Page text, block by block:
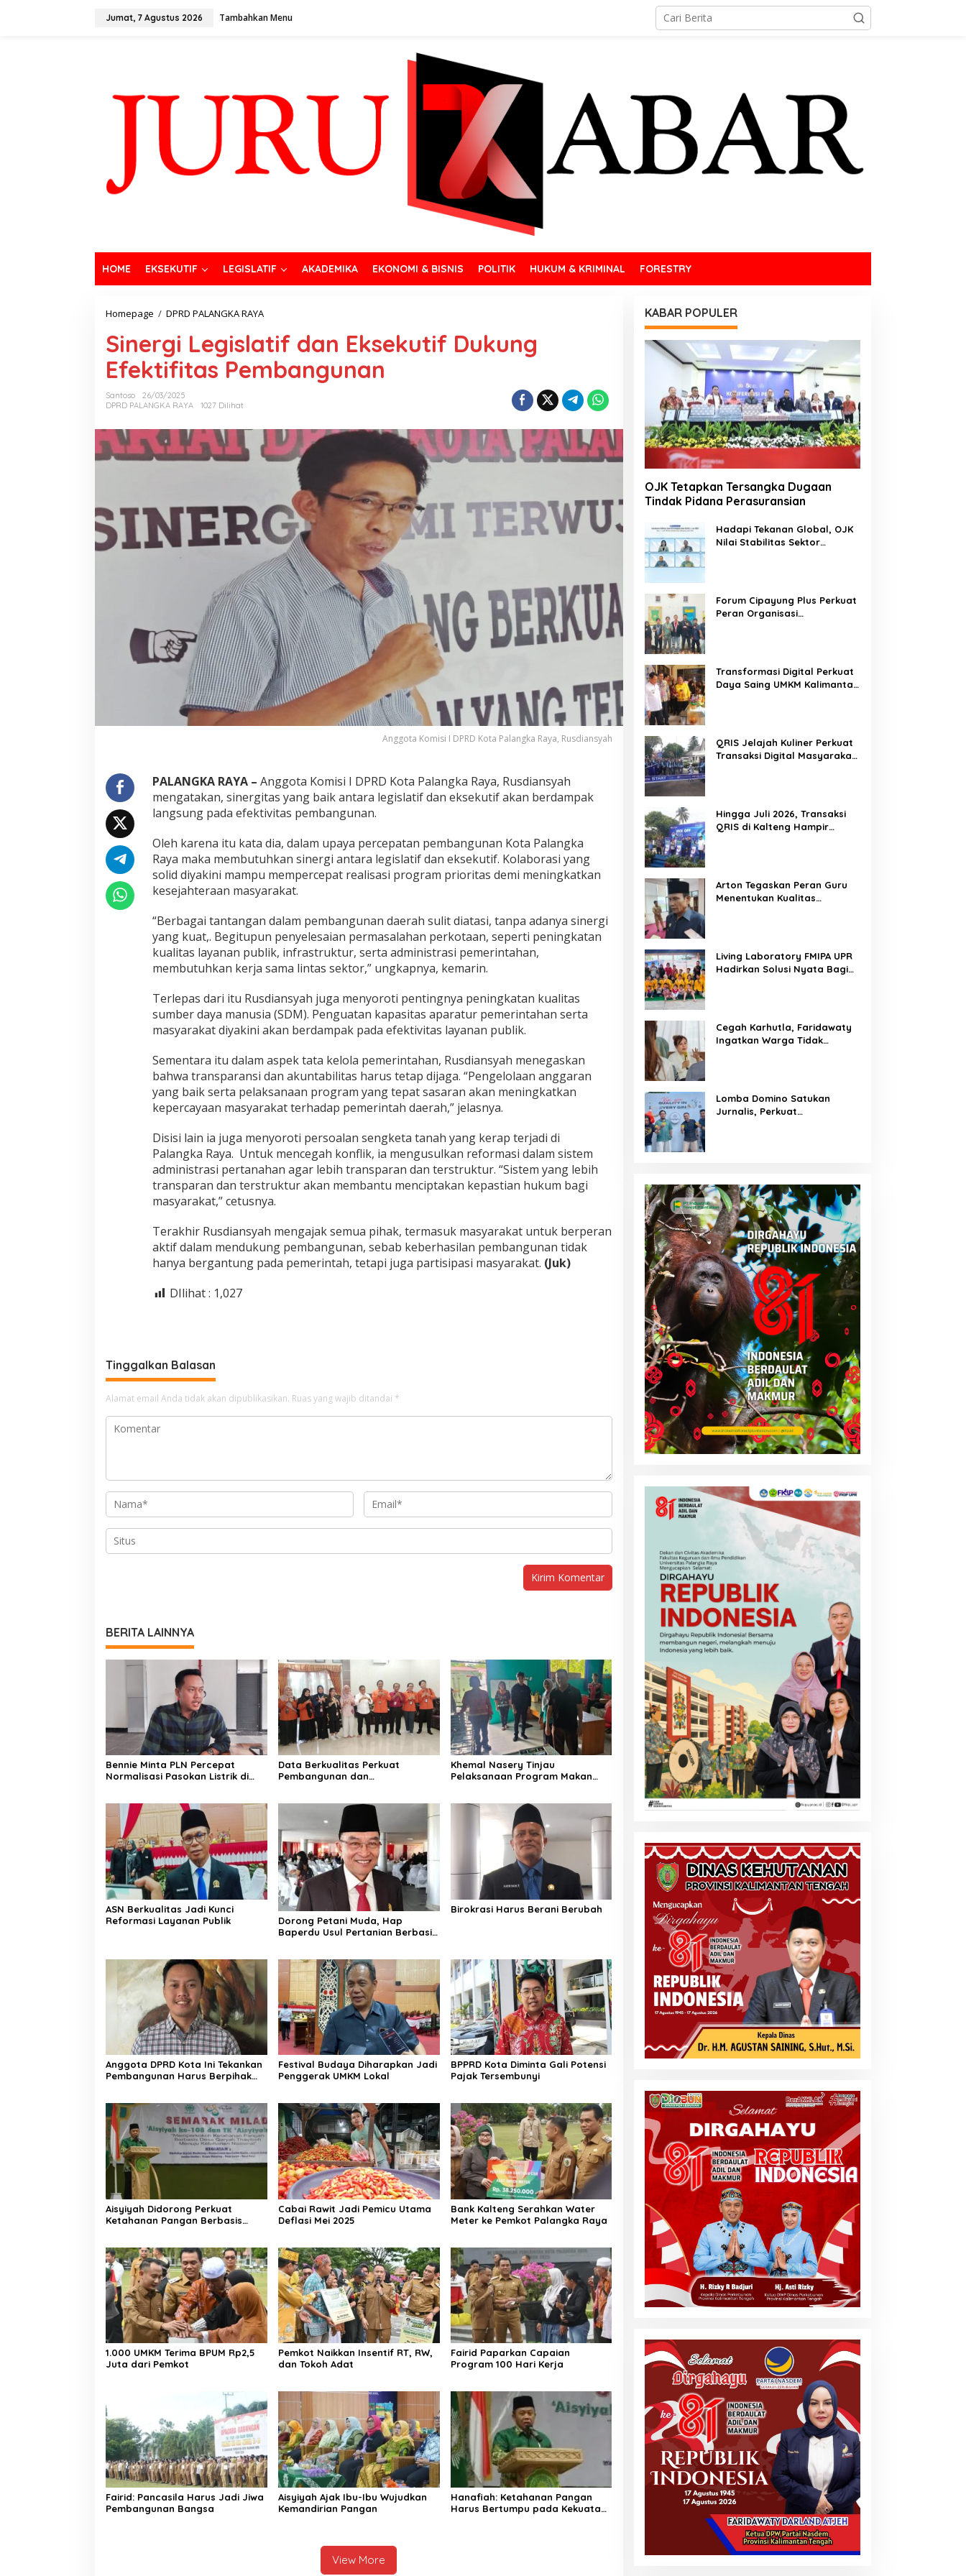
Jumat, 7 Agustus 2026 Tambahkan Menu
HOME EKSEKUTIF LEGISLATIF AKADEMIKA EKONOMI & BISNIS POLITIK HUKUM & KRIMINAL FORESTRY
Homepage / DPRD PALANGKA RAYA
Sinergi Legislatif dan Eksekutif Dukung
Efektifitas Pembangunan
Santoso
26/03/2025
DPRD PALANGKA RAYA
1027 Dilihat
Anggota Komisi I DPRD Kota Palangka Raya, Rusdiansyah
PALANGKA RAYA – Anggota Komisi I DPRD Kota Palangka Raya, Rusdiansyah
mengatakan, sinergitas yang baik antara legislatif dan eksekutif akan berdampak
langsung pada efektivitas pembangunan.
Oleh karena itu kata dia, dalam upaya percepatan pembangunan Kota Palangka
Raya maka membutuhkan sinergi antara legislatif dan eksekutif. Kolaborasi yang
solid diyakini mampu mempercepat realisasi program prioritas demi meningkatkan
kesejahteraan masyarakat.
“Berbagai tantangan dalam pembangunan daerah sulit diatasi, tanpa adanya sinergi
yang kuat,. Begitupun penyelesaian permasalahan perkotaan, seperti peningkatan
kualitas layanan publik, infrastruktur, serta administrasi pemerintahan,
membutuhkan kerja sama lintas sektor,” ungkapnya, kemarin.
Terlepas dari itu Rusdiansyah juga menyoroti pentingnya peningkatan kualitas
sumber daya manusia (SDM). Penguatan kapasitas aparatur pemerintahan serta
masyarakat diyakini akan berdampak pada efektivitas layanan publik.
Sementara itu dalam aspek tata kelola pemerintahan, Rusdiansyah menegaskan
bahwa transparansi dan akuntabilitas harus tetap dijaga. “Pengelolaan anggaran
yang baik serta pelaksanaan program yang tepat sasaran akan meningkatkan
kepercayaan masyarakat terhadap pemerintah daerah,” jelasnya.
Disisi lain ia juga menyoroti persoalan sengketa tanah yang kerap terjadi di
Palangka Raya. Untuk mencegah konflik, ia mengusulkan reformasi dalam sistem
administrasi pertanahan agar lebih transparan dan terstruktur. “Sistem yang lebih
transparan dan terstruktur akan membantu menciptakan kepastian hukum bagi
masyarakat,” cetusnya.
Terakhir Rusdiansyah mengajak semua pihak, termasuk masyarakat untuk berperan
aktif dalam mendukung pembangunan, sebab keberhasilan pembangunan tidak
hanya bergantung pada pemerintah, tetapi juga partisipasi masyarakat. (Juk)
DIlihat : 1,027
Tinggalkan Balasan
Alamat email Anda tidak akan dipublikasikan. Ruas yang wajib ditandai *
BERITA LAINNYA
Bennie Minta PLN Percepat
Normalisasi Pasokan Listrik di
Data Berkualitas Perkuat
Pembangunan dan
Khemal Nasery Tinjau
Pelaksanaan Program Makan
ASN Berkualitas Jadi Kunci
Reformasi Layanan Publik
Dorong Petani Muda, Hap
Baperdu Usul Pertanian Berbasis
Birokrasi Harus Berani Berubah
Anggota DPRD Kota Ini Tekankan
Pembangunan Harus Berpihak
Festival Budaya Diharapkan Jadi
Penggerak UMKM Lokal
BPPRD Kota Diminta Gali Potensi
Pajak Tersembunyi
Aisyiyah Didorong Perkuat
Ketahanan Pangan Berbasis
Cabai Rawit Jadi Pemicu Utama
Deflasi Mei 2025
Bank Kalteng Serahkan Water
Meter ke Pemkot Palangka Raya
1.000 UMKM Terima BPUM Rp2,5
Juta dari Pemkot
Pemkot Naikkan Insentif RT, RW,
dan Tokoh Adat
Fairid Paparkan Capaian
Program 100 Hari Kerja
Fairid: Pancasila Harus Jadi Jiwa
Pembangunan Bangsa
Aisyiyah Ajak Ibu-Ibu Wujudkan
Kemandirian Pangan
Hanafiah: Ketahanan Pangan
Harus Bertumpu pada Kekuatan
View More
KABAR POPULER
OJK Tetapkan Tersangka Dugaan
Tindak Pidana Perasuransian
Hadapi Tekanan Global, OJK
Nilai Stabilitas Sektor
Forum Cipayung Plus Perkuat
Peran Organisasi
Transformasi Digital Perkuat
Daya Saing UMKM Kalimantan
QRIS Jelajah Kuliner Perkuat
Transaksi Digital Masyarakat
Hingga Juli 2026, Transaksi
QRIS di Kalteng Hampir
Arton Tegaskan Peran Guru
Menentukan Kualitas
Living Laboratory FMIPA UPR
Hadirkan Solusi Nyata Bagi
Cegah Karhutla, Faridawaty
Ingatkan Warga Tidak
Lomba Domino Satukan
Jurnalis, Perkuat